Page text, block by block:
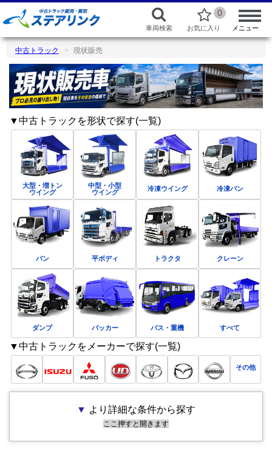
車両検索
0
お気に入り メニュー
中古トラック 現状販売
▼中古トラックを形状で探す(一覧)
大型・増トン
ウイング
中型・小型
ウイング
冷凍ウイング 冷凍バン
バン 平ボディ トラクタ クレーン
ダンプ パッカー バス・重機 すべて
▼中古トラックをメーカーで探す(一覧)
その他
▼ より詳細な条件から探す
ここ押すと開きます